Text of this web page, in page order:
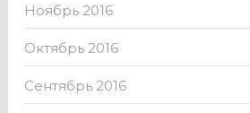
Ноябрь 2016
Октябрь 2016
Сентябрь 2016